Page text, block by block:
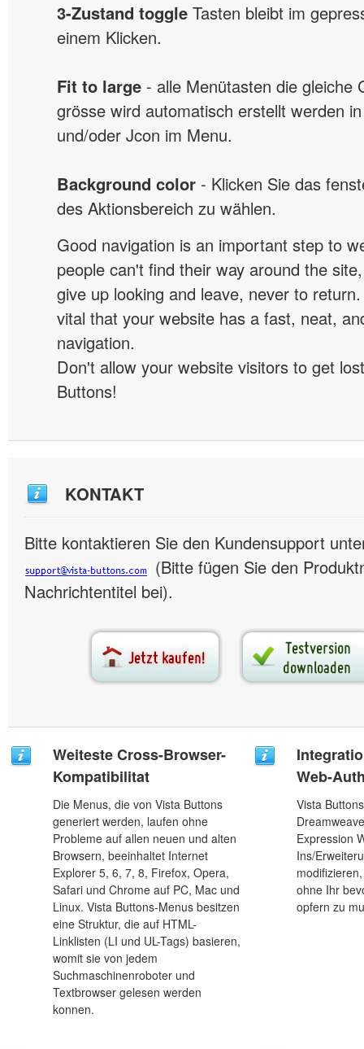
3-Zustand toggle Tasten bleibt im
einem Klicken.
Fit to large - alle Menütasten die gleiche
grösse wird automatisch erstellt werden
und/oder Jcon im Menu.
Background color - Klicken Sie das
des Aktionsbereich zu wählen.
Good navigation is an important step to
people can't find their way around the
give up looking and leave, never to
vital that your website has a fast, neat,
navigation.
Don't allow your website visitors to get
Buttons!
KONTAKT
Bitte kontaktieren Sie den Kundensupport
(Bitte fügen Sie den
Nachrichtentitel bei).
Weiteste Cross-Browser-
Kompatibilitat
Die Menus, die von Vista Buttons
generiert werden, laufen ohne
Probleme auf allen neuen und alten
Browsern, beeinhaltet Internet
Explorer 5, 6, 7, 8, Firefox, Opera,
Safari und Chrome auf PC, Mac und
Linux. Vista Buttons-Menus besitzen
eine Struktur, die auf HTML-
Linklisten (LI und UL-Tags) basieren,
womit sie von jedem
Suchmaschinenroboter und
Textbrowser gelesen werden
konnen.
Web-
Vista
Expression
Ins/
ohne Ihr
opfern zu